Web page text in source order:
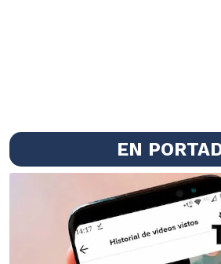
EN